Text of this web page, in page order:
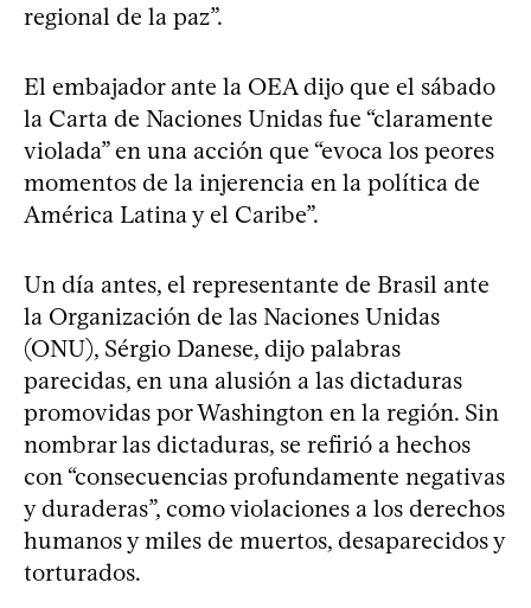
regional de la paz”.
El embajador ante la OEA dijo que el sábado
la Carta de Naciones Unidas fue “claramente
violada” en una acción que “evoca los peores
momentos de la injerencia en la política de
América Latina y el Caribe”.
Un día antes, el representante de Brasil ante
la Organización de las Naciones Unidas
(ONU), Sérgio Danese, dijo palabras
parecidas, en una alusión a las dictaduras
promovidas por Washington en la región. Sin
nombrar las dictaduras, se refirió a hechos
con “consecuencias profundamente negativas
y duraderas”, como violaciones a los derechos
humanos y miles de muertos, desaparecidos y
torturados.